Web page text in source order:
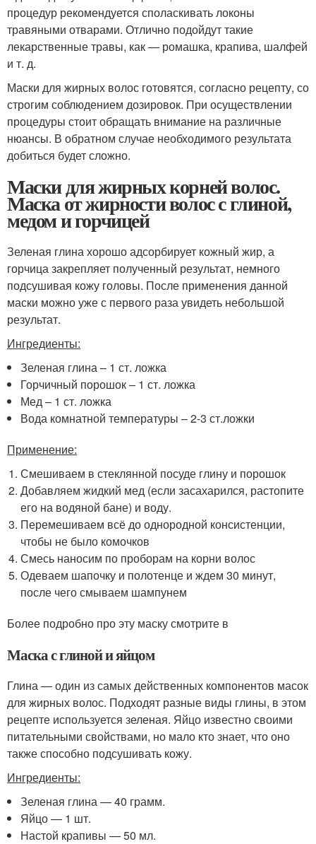
процедур рекомендуется споласкивать локоны
травяными отварами. Отлично подойдут такие
лекарственные травы, как — ромашка, крапива, шалфей
и т. д.
Маски для жирных волос готовятся, согласно рецепту, со
строгим соблюдением дозировок. При осуществлении
процедуры стоит обращать внимание на различные
нюансы. В обратном случае необходимого результата
добиться будет сложно.
Маски для жирных корней волос.
Маска от жирности волос с глиной,
медом и горчицей
Зеленая глина хорошо адсорбирует кожный жир, а
горчица закрепляет полученный результат, немного
подсушивая кожу головы. После применения данной
маски можно уже с первого раза увидеть небольшой
результат.
Ингредиенты:
Зеленая глина – 1 ст. ложка
Горчичный порошок – 1 ст. ложка
Мед – 1 ст. ложка
Вода комнатной температуры – 2-3 ст.ложки
Применение:
Смешиваем в стеклянной посуде глину и порошок
Добавляем жидкий мед (если засахарился, растопите
его на водяной бане) и воду.
Перемешиваем всё до однородной консистенции,
чтобы не было комочков
Смесь наносим по проборам на корни волос
Одеваем шапочку и полотенце и ждем 30 минут,
после чего смываем шампунем
Более подробно про эту маску смотрите в
Маска с глиной и яйцом
Глина — один из самых действенных компонентов масок
для жирных волос. Подходят разные виды глины, в этом
рецепте используется зеленая. Яйцо известно своими
питательными свойствами, но мало кто знает, что оно
также способно подсушивать кожу.
Ингредиенты:
Зеленая глина — 40 грамм.
Яйцо — 1 шт.
Настой крапивы — 50 мл.